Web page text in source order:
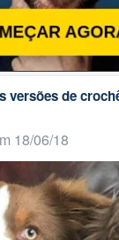
versões de
18/06/18